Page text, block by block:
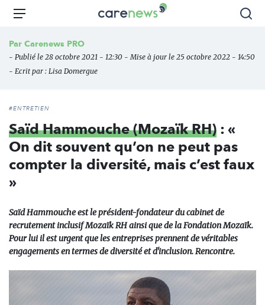
Aller
principal
Carenews,
des
Menu
Par Carenews PRO
- Publié le 28 octobre 2021 - 12:30 - Mise à jour le 25 octobre 2022 - 14:50
- Ecrit par : Lisa Domergue
#ENTRETIEN
Saïd Hammouche (Mozaïk RH) : «
On dit souvent qu’on ne peut pas
compter la diversité, mais c’est faux
»
Saïd Hammouche est le président-fondateur du cabinet de
recrutement inclusif Mozaïk RH ainsi que de la Fondation Mozaïk.
Pour lui il est urgent que les entreprises prennent de véritables
engagements en termes de diversité et d'inclusion. Rencontre.